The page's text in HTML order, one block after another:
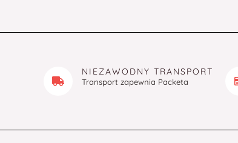
NIEZAWODNY TRANSPORT
Transport zapewnia Packeta